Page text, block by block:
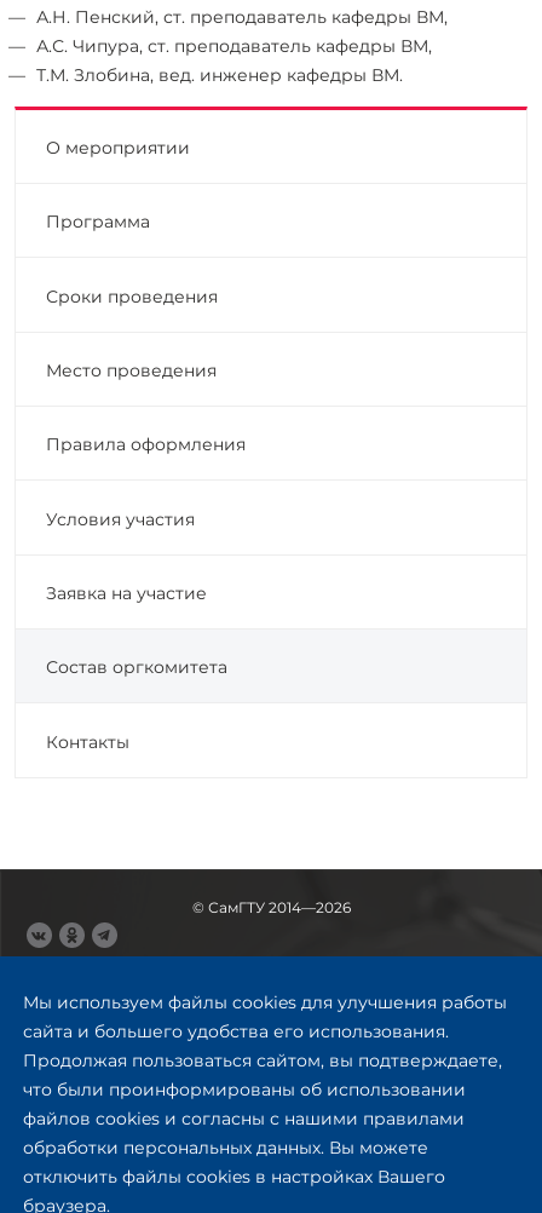
А.Н. Пенский, ст. преподаватель кафедры ВМ,
А.С. Чипура, ст. преподаватель кафедры ВМ,
Т.М. Злобина, вед. инженер кафедры ВМ.
О мероприятии
Программа
Сроки проведения
Место проведения
Правила оформления
Условия участия
Заявка на участие
Состав оргкомитета
Контакты
Мы используем файлы cookies для улучшения работы
сайта и большего удобства его использования.
Продолжая пользоваться сайтом, вы подтверждаете,
что были проинформированы об использовании
файлов cookies и согласны с нашими правилами
обработки персональных данных. Вы можете
отключить файлы cookies в настройках Вашего
браузера.
© СамГТУ 2014—2026
443100, Самара
Обратная связь
Приемная комиссия